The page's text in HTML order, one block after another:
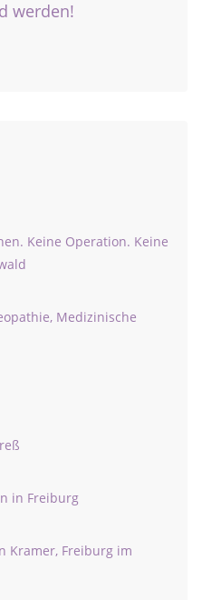
werden!
Keine Operation. Keine
Medizinische
in Freiburg
Kramer, Freiburg im